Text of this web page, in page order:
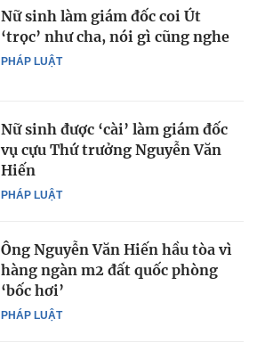
PHÁP LUẬT
Nữ sinh làm giám đốc coi Út
‘trọc’ như cha, nói gì cũng nghe
PHÁP LUẬT
Nữ sinh được ‘cài’ làm giám đốc
vụ cựu Thứ trưởng Nguyễn Văn
Hiến
PHÁP LUẬT
Ông Nguyễn Văn Hiến hầu tòa vì
hàng ngàn m2 đất quốc phòng
‘bốc hơi’